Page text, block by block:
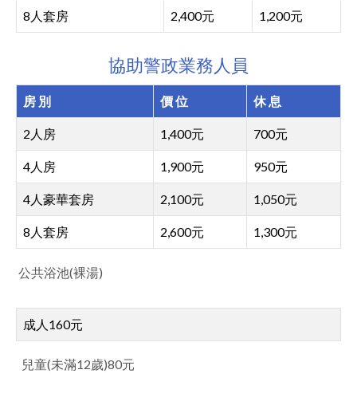
8人套房 2,400元 1,200元
協助警政業務人員
房 別 價 位 休 息
2人房 1,400元 700元
4人房 1,900元 950元
4人豪華套房 2,100元 1,050元
8人套房 2,600元 1,300元
公共浴池(裸湯)
成人160元
兒童(未滿12歲)80元